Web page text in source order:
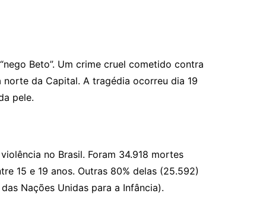
Beto”. Um crime cruel cometido contra
da Capital. A tragédia ocorreu dia 19
pele.
no Brasil. Foram 34.918 mortes
15 e 19 anos. Outras 80% delas (25.592)
Nações Unidas para a Infância).